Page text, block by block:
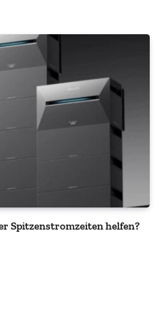
Spitzenstromzeiten helfen?